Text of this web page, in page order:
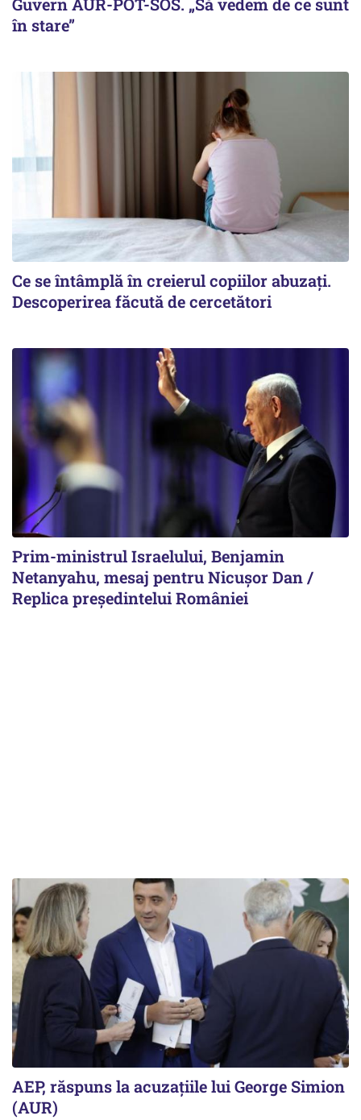
Guvern AUR-POT-SOS. „Să vedem de ce sunt
în stare”
Ce se întâmplă în creierul copiilor abuzați.
Descoperirea făcută de cercetători
Prim-ministrul Israelului, Benjamin
Netanyahu, mesaj pentru Nicușor Dan /
Replica președintelui României
AEP, răspuns la acuzațiile lui George Simion
(AUR)